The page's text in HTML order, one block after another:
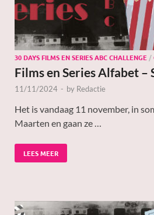
30 DAYS FILMS EN SERIES ABC CHALLENGE /
Films en Series Alfabet –
11/11/2024 - by Redactie
Het is vandaag 11 november, in
Maarten en gaan ze …
LEES MEER